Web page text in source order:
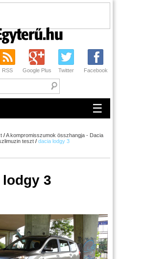
RSS Google Plus Twitter Facebook
☰
/A kompromisszumok összhangja - Dacia
teszt / dacia lodgy 3
3